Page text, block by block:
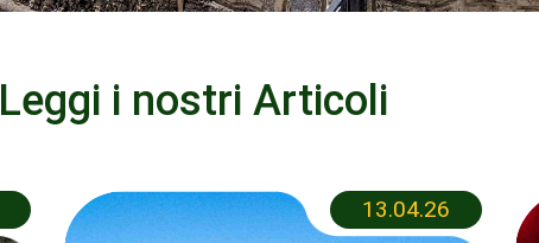
Leggi i nostri Articoli
13.04.26